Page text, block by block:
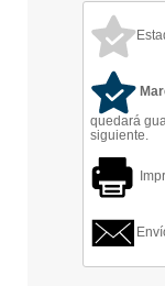
quedará
siguiente.